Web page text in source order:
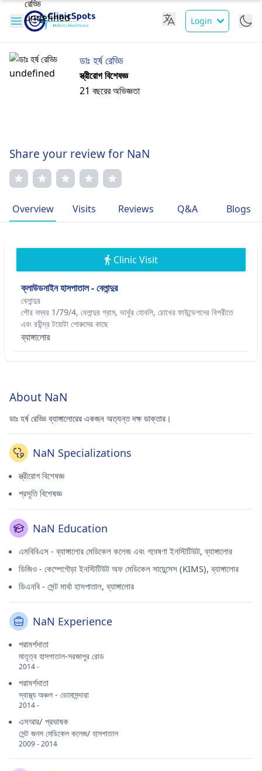
Login
ডাঃ হর্ষ রেড্ডি
স্ত্রীরোগ বিশেষজ্ঞ
21 বছরের অভিজ্ঞতা
Share your review for NaN
Overview Visits Reviews Q&A Blogs
Clinic Visit
ক্লাউডনাইন হাসপাতাল - বেলান্দুর
বেলান্দুর
পৌর নম্বর 1/79/4, বেলান্দুর গ্রাম, ভার্থুর হোবলি, চোখের ফাউন্ডেশনের বিপরীতে
এবং রবীন্দ্র টয়োটা শোরুমের কাছে
ব্যাঙ্গালোর
About NaN
ডাঃ হর্ষ রেড্ডি ব্যাঙ্গালোরের একজন অত্যন্ত দক্ষ ডাক্তার।
NaN Specializations
স্ত্রীরোগ বিশেষজ্ঞ
প্রসূতি বিশেষজ্ঞ
NaN Education
এমবিবিএস - ব্যাঙ্গালোর মেডিকেল কলেজ এবং গবেষণা ইনস্টিটিউট, ব্যাঙ্গালোর
ডিজিও - কেম্পেগৌড়া ইনস্টিটিউট অফ মেডিকেল সায়েন্সেস (KIMS), ব্যাঙ্গালোর
ডিএনবি - সেন্ট মার্থা হাসপাতাল, ব্যাঙ্গালোর
NaN Experience
পরামর্শদাতা
মাতৃত্ব হাসপাতাল-সরজাপুর রোড
2014 -
পরামর্শদাতা
স্বাস্থ্য অঞ্চল - ডোমাসন্দারা
2014 -
এসআর/ প্রভাষক
সেন্ট জনস মেডিকেল কলেজ/ হাসপাতাল
2009 - 2014